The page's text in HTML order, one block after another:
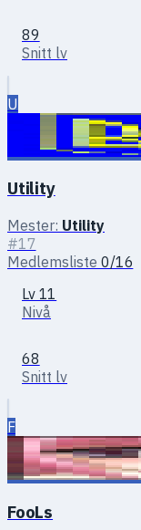
89
Snitt lv
U
Utility
Mester: Utility
#17
Medlemsliste 0/16
Lv 11
Nivå
68
Snitt lv
F
FooLs